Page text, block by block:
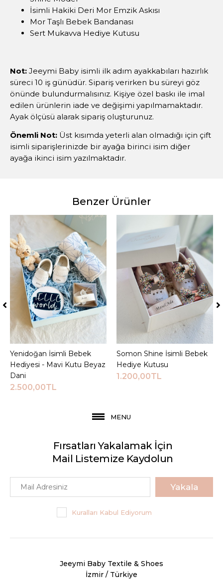
İsimli Hakiki Deri Mor Emzik Askısı
Mor Taşlı Bebek Bandanası
Sert Mukavva Hediye Kutusu
Not: Jeeymi Baby isimli ilk adım ayakkabıları hazırlık
süreci 10 iş günüdür. Sipariş verirken bu süreyi göz
önünde bulundurmalısınız. Kişiye özel baskı ile imal
edilen ürünlerin iade ve değişimi yapılmamaktadır.
Ayak ölçüsü alarak sipariş oluşturunuz.
Önemli Not: Üst kısımda yeterli alan olmadığı için çift
isimli siparişlerinizde bir ayağa birinci isim diğer
ayağa ikinci isim yazılmaktadır.
Benzer Ürünler
Sepete Ekle
Yenidoğan İsimli Bebek
Hediyesi - Mavi Kutu Beyaz
Dani
2.500,00TL
Sepete Ekle
Somon Shine İsimli Bebek
Hediye Kutusu
1.200,00TL
MENU
Fırsatları Yakalamak İçin
Mail Listemize Kaydolun
Yakala
Kuralları Kabul Ediyorum
Jeeymi Baby Textile & Shoes
İzmir / Türkiye